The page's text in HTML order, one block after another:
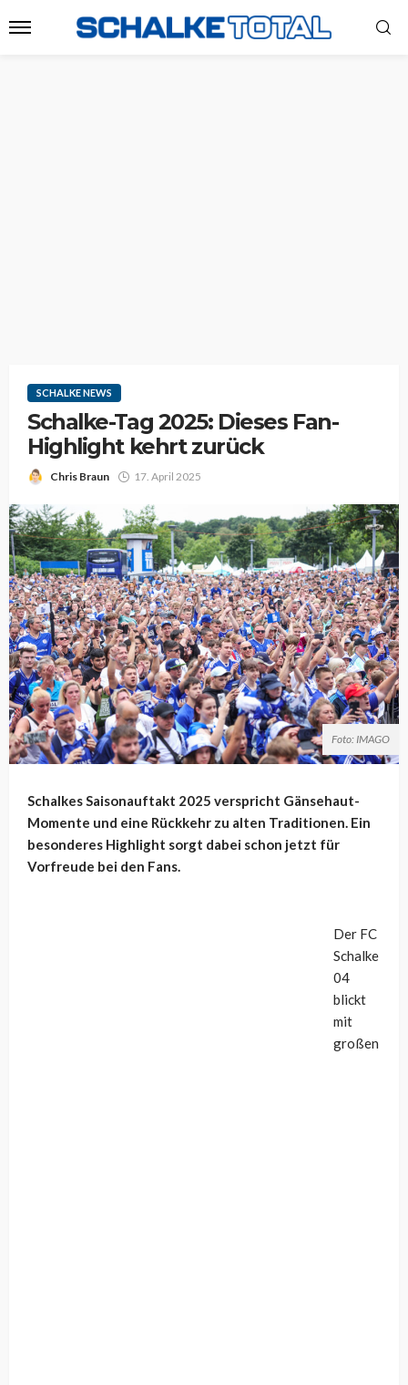
SCHALKE NEWS
Schalke-Tag 2025: Dieses Fan-
Highlight kehrt zurück
Chris Braun 17. April 2025
Foto: IMAGO
Schalkes Saisonauftakt 2025 verspricht Gänsehaut-
Momente und eine Rückkehr zu alten Traditionen. Ein
besonderes Highlight sorgt dabei schon jetzt für
Vorfreude bei den Fans.
Der FC
Schalke
04
blickt
mit
großen